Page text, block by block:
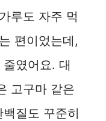
루도 자주 먹
편이었는데,
였어요. 대
고구마 같은
질도 꾸준히